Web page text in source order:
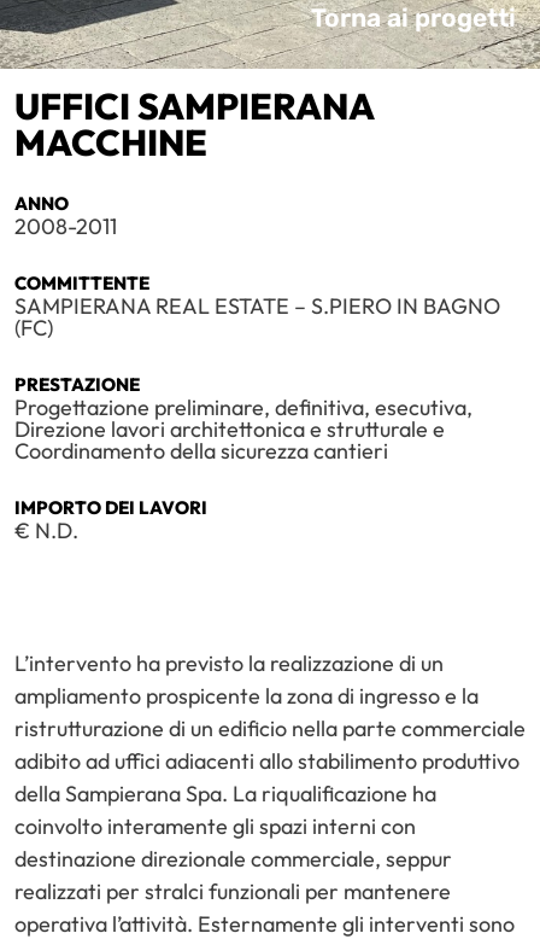
Torna ai progetti
UFFICI SAMPIERANA
MACCHINE
ANNO
2008-2011
COMMITTENTE
SAMPIERANA REAL ESTATE – S.PIERO IN BAGNO
(FC)
PRESTAZIONE
Progettazione preliminare, definitiva, esecutiva,
Direzione lavori architettonica e strutturale e
Coordinamento della sicurezza cantieri
IMPORTO DEI LAVORI
€ N.D.
L’intervento ha previsto la realizzazione di un
ampliamento prospicente la zona di ingresso e la
ristrutturazione di un edificio nella parte commerciale
adibito ad uffici adiacenti allo stabilimento produttivo
della Sampierana Spa. La riqualificazione ha
coinvolto interamente gli spazi interni con
destinazione direzionale commerciale, seppur
realizzati per stralci funzionali per mantenere
operativa l’attività. Esternamente gli interventi sono